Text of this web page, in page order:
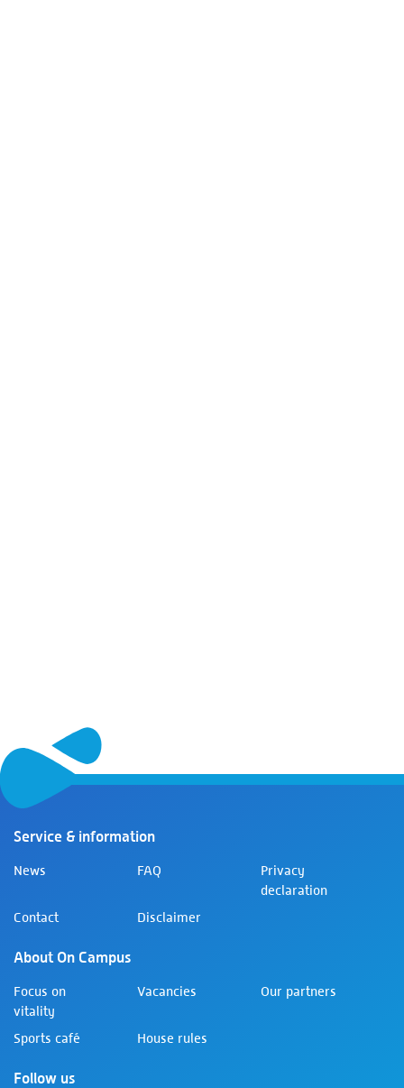
Service & information
News FAQ
Privacy
declaration
Contact
Disclaimer
About On Campus
Focus on
vitality
Vacancies Our partners
Sports café House rules
Follow us